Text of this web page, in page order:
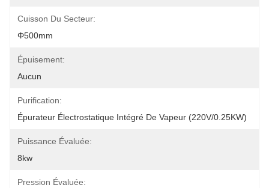
Cuisson Du Secteur:
Φ500mm
Épuisement:
Aucun
Purification:
Épurateur Électrostatique Intégré De Vapeur (220V/0.25KW)
Puissance Évaluée:
8kw
Pression Évaluée: